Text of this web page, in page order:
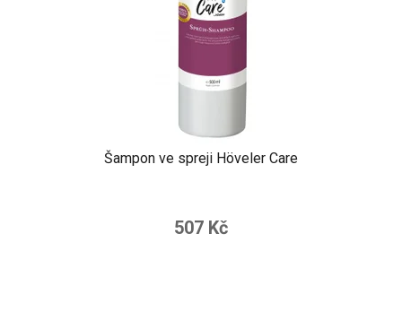
Šampon ve spreji Höveler Care
507 Kč